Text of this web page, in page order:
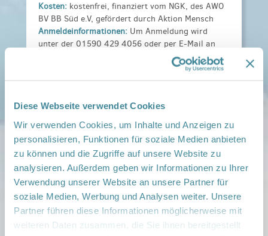
Diese Webseite verwendet Cookies
Wir verwenden Cookies, um Inhalte und Anzeigen zu
personalisieren, Funktionen für soziale Medien anbieten
zu können und die Zugriffe auf unsere Website zu
analysieren. Außerdem geben wir Informationen zu Ihrer
Verwendung unserer Website an unsere Partner für
soziale Medien, Werbung und Analysen weiter. Unsere
Partner führen diese Informationen möglicherweise mit
weiteren Daten zusammen, die Sie ihnen bereitgestellt
Kosten: kostenfrei, finanziert vom NGK, des AWO
BV BB Süd e.V, gefördert durch Aktion Mensch
Anmeldeinformationen: Um Anmeldung wird
unter der 01590 429 4056 oder per E-Mail an
gesunde-kinder@awo-bb-sued.de gebeten.
Eltern-Kind-Kind Sport
2023.pdf
Veranstaltungsort:
Mehrzweckhalle des MZL, Robert-Koch-Straße 42,
› auf Google Maps anzeigen
Weitere Infos:
› Zum Regionalnetzwerk ...